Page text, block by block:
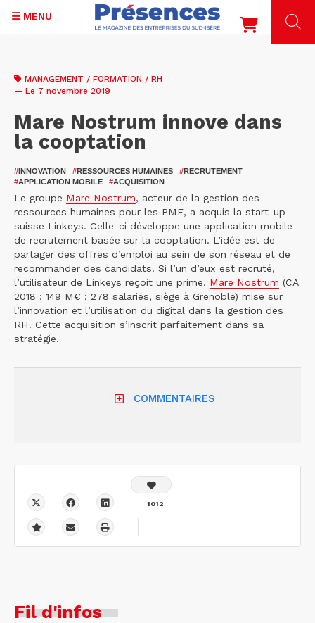
contenu
MENU
MANAGEMENT / FORMATION / RH
— Le 7 novembre 2019
Mare Nostrum innove dans
la cooptation
#INNOVATION #RESSOURCES HUMAINES #RECRUTEMENT
#APPLICATION MOBILE #ACQUISITION
Le groupe Mare Nostrum, acteur de la gestion des
ressources humaines pour les PME, a acquis la start-up
suisse Linkeys. Celle-ci développe une application mobile
de recrutement basée sur la cooptation. L’idée est de
partager des offres d’emploi au sein de son réseau et de
recommander des candidats. Si l’un d’eux est recruté,
l’utilisateur de Linkeys reçoit une prime. Mare Nostrum (CA
2018 : 149 M€ ; 278 salariés, siège à Grenoble) mise sur
l’innovation et l’utilisation du digital dans la gestion des
RH. Cette acquisition s’inscrit parfaitement dans sa
stratégie.
COMMENTAIRES
1012
Fil d'infos